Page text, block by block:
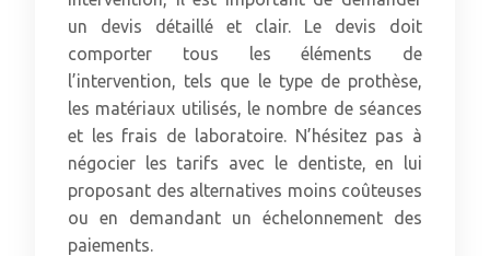
un devis détaillé et clair. Le devis doit
comporter tous les éléments de
l’intervention, tels que le type de prothèse,
les matériaux utilisés, le nombre de séances
et les frais de laboratoire. N’hésitez pas à
négocier les tarifs avec le dentiste, en lui
proposant des alternatives moins coûteuses
ou en demandant un échelonnement des
paiements.